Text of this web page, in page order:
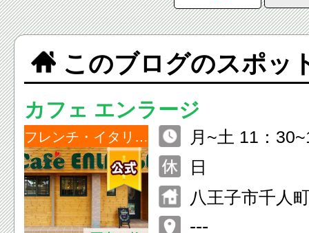
このブログのスポッ
カフェ エンラージ
フレンチ・イタリアン
月~土 11：
日
八王子市千人
---